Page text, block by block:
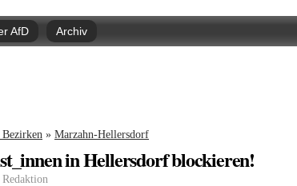
zum
Inhalt
AfD Archiv
Bezirken » Marzahn-Hellersdorf
in Hellersdorf blockieren!